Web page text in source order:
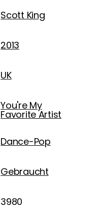
Scott King
2013
UK
You're My
Favorite Artist
Dance-Pop
Gebraucht
3980